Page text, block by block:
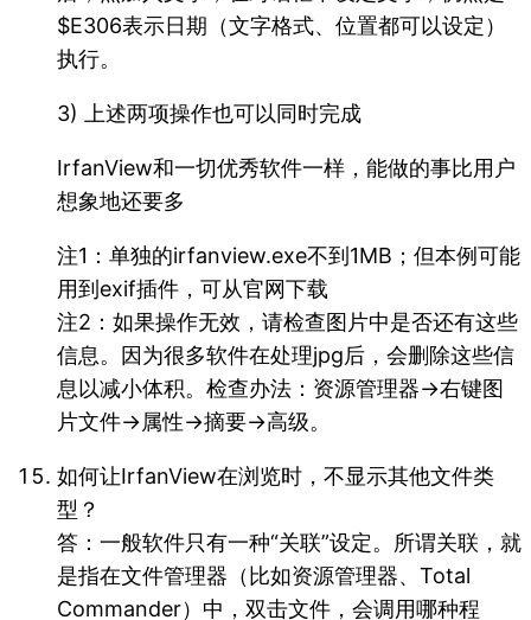
$E306表示日期（文字格式、位置都可以设定）
执行。
3) 上述两项操作也可以同时完成
IrfanView和一切优秀软件一样，能做的事比用户
想象地还要多
注1：单独的irfanview.exe不到1MB；但本例可能
用到exif插件，可从官网下载
注2：如果操作无效，请检查图片中是否还有这些
信息。因为很多软件在处理jpg后，会删除这些信
息以减小体积。检查办法：资源管理器→右键图
片文件→属性→摘要→高级。
如何让IrfanView在浏览时，不显示其他文件类
型？
答：一般软件只有一种“关联”设定。所谓关联，就
是指在文件管理器（比如资源管理器、Total
Commander）中，双击文件，会调用哪种程